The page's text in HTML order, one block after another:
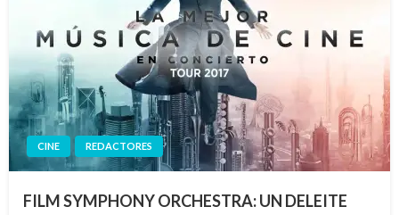
CINE REDACTORES
FILM SYMPHONY ORCHESTRA: UN DELEITE